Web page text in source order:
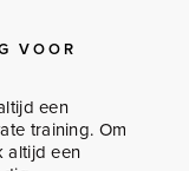
VOOR
een
training. Om
altijd een